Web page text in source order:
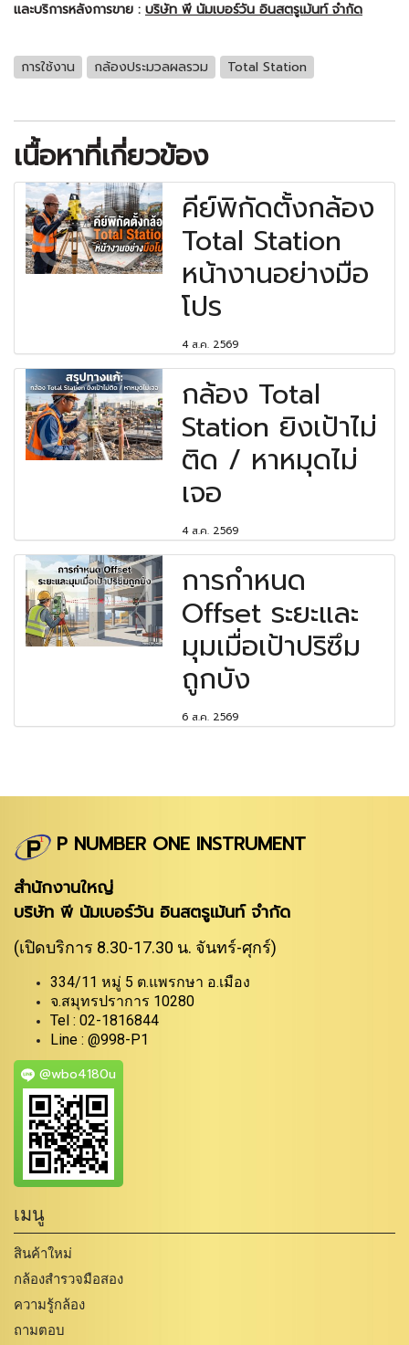
และบริการหลังการขาย : บริษัท พี นัมเบอร์วัน อินสตรูเม้นท์ จำกัด
การใช้งาน กล้องประมวลผลรวม Total Station
เนื้อหาที่เกี่ยวข้อง
คีย์พิกัดตั้งกล้อง
Total Station
หน้างานอย่างมือ
โปร
4 ส.ค. 2569
กล้อง Total
Station ยิงเป้าไม่
ติด / หาหมุดไม่
เจอ
4 ส.ค. 2569
การกำหนด
Offset ระยะและ
มุมเมื่อเป้าปริซึม
ถูกบัง
6 ส.ค. 2569
P NUMBER ONE INSTRUMENT
สำนักงานใหญ่
บริษัท พี นัมเบอร์วัน อินสตรูเม้นท์ จำกัด
(เปิดบริการ 8.30-17.30 น. จันทร์-ศุกร์)
334/11 หมู่ 5 ต.แพรกษา อ.เมือง
จ.สมุทรปราการ 10280
Tel : 02-1816844
Line : @998-P1
@wbo4180u
เมนู
สินค้าใหม่
กล้องสำรวจมือสอง
ความรู้กล้อง
ถามตอบ